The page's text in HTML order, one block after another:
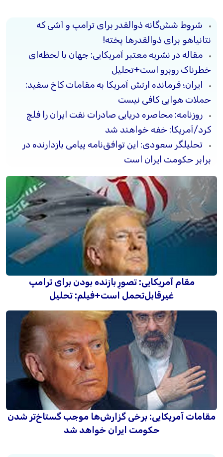
شروط شش‌گانه ذوالقدر برای ترامپ و آشی که
نتانیاهو برای ذوالقدرها پخته!
مقاله در نشریه معتبر آمریکایی: جهان با لحظه‌ای
خطرناک روبرو است+تحلیل
ایران؛ فرمانده ارتش آمریکا به مقامات کاخ سفید:
حملات هوایی کافی نیست
روزنامه: محاصره دریایی صادرات نفت ایران را فلج
کرد/آمریکا: خفه خواهند شد
تحلیلگر سعودی: این توافق‌نامه پیامی بازدارنده در
برابر حکومت ایران است
مقام آمریکایی: تصورِ بازنده بودن برای ترامپ
غیرقابل‌تحمل است+فیلم: تحلیل
مقامات آمریکایی: برخی گزارش‌ها موجب گستاخ‌تر شدن
حکومت ایران خواهد شد